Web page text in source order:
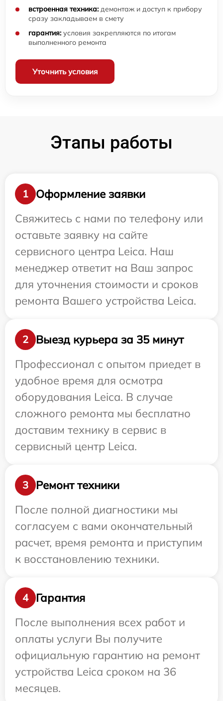
встроенная техника: демонтаж и доступ к прибору
сразу закладываем в смету
гарантия: условия закрепляются по итогам
выполненного ремонта
Уточнить условия
Этапы работы
1
Оформление заявки
Свяжитесь с нами по телефону или
оставьте заявку на сайте
сервисного центра Leica. Наш
менеджер ответит на Ваш запрос
для уточнения стоимости и сроков
ремонта Вашего устройства Leica.
2
Выезд курьера за 35 минут
Профессионал с опытом приедет в
удобное время для осмотра
оборудования Leica. В случае
сложного ремонта мы бесплатно
доставим технику в сервис в
сервисный центр Leica.
3
Ремонт техники
После полной диагностики мы
согласуем с вами окончательный
расчет, время ремонта и приступим
к восстановлению техники.
4
Гарантия
После выполнения всех работ и
оплаты услуги Вы получите
официальную гарантию на ремонт
устройства Leica сроком на 36
месяцев.